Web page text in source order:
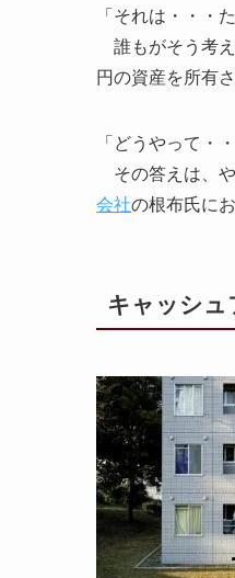
「それは・・・
誰もがそう考
円の資産を所有
「どうやって・
その答えは、
会社の根布氏に
キャッシュ